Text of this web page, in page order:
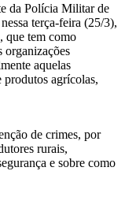
da Polícia Militar de
terça-feira (25/3),
que tem como
organizações
aquelas
produtos agrícolas,
de crimes, por
rurais,
e sobre como